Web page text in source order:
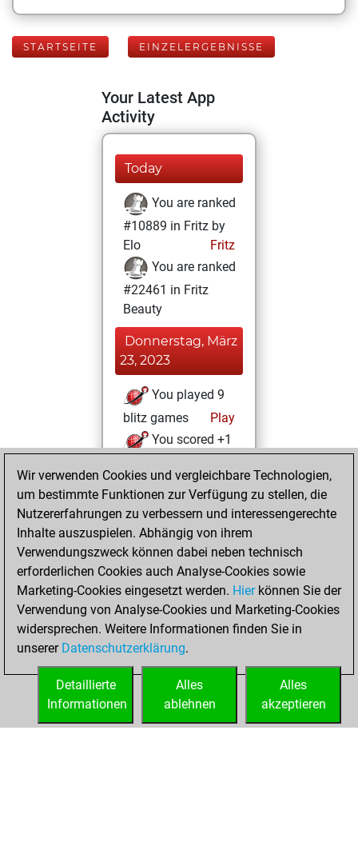
STARTSEITE EINZELERGEBNISSE
Your Latest App
Activity
Today
You are ranked
#10889 in Fritz by
Elo
Fritz
You are ranked
#22461 in Fritz
Beauty
Donnerstag, März
23, 2023
You played 9
blitz games
Play
You scored +1
Donnerstag,
Januar 12, 2023
You achieved a
BeautyScore of 1
Fritz
You
achieved a new Elo
of 1594
You created
your Fritz account
Wir verwenden Cookies und vergleichbare Technologien,
um bestimmte Funktionen zur Verfügung zu stellen, die
Nutzererfahrungen zu verbessern und interessengerechte
Inhalte auszuspielen. Abhängig von ihrem
Verwendungszweck können dabei neben technisch
erforderlichen Cookies auch Analyse-Cookies sowie
Marketing-Cookies eingesetzt werden. Hierkönnen Sie der
Verwendung von Analyse-Cookies und Marketing-Cookies
widersprechen. Weitere Informationen finden Sie in
unserer Datenschutzerklärung.
Alles
akzeptieren
Alles
ablehnen
Detaillierte
Informationen